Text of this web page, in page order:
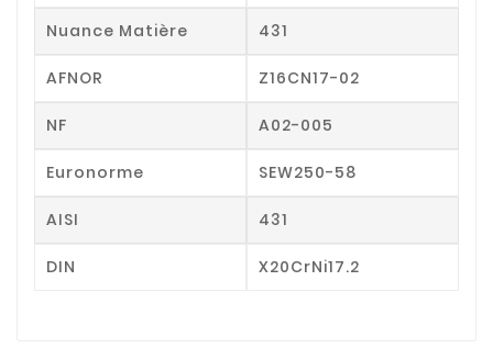
Nuance Matière 431
AFNOR Z16CN17-02
NF A02-005
Euronorme SEW250-58
AISI 431
DIN X20CrNi17.2